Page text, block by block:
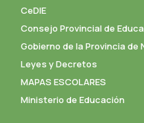
CeDIE
Consejo Provincial de
Gobierno de la Provincia de
Leyes y Decretos
MAPAS ESCOLARES
Ministerio de Educación